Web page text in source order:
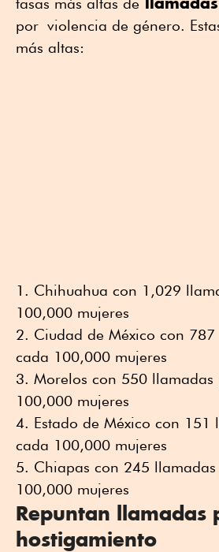
por violencia de género.
más altas:
Chihuahua con 1,029
100,000 mujeres
Ciudad de México con
cada 100,000 mujeres
Morelos con 550 llamadas
100,000 mujeres
Estado de México con 151
cada 100,000 mujeres
Chiapas con 245
100,000 mujeres
Repuntan llamadas
hostigamiento